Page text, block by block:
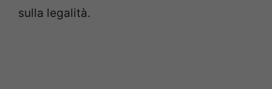
sulla legalità.